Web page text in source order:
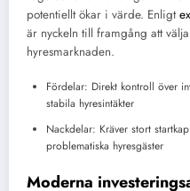
potentiellt ökar i värde. Enligt
är nyckeln till framgång att
hyresmarknaden.
Fördelar: Direkt kontroll över
stabila hyresintäkter
Nackdelar: Kräver stort
problematiska hyresgäster
Moderna